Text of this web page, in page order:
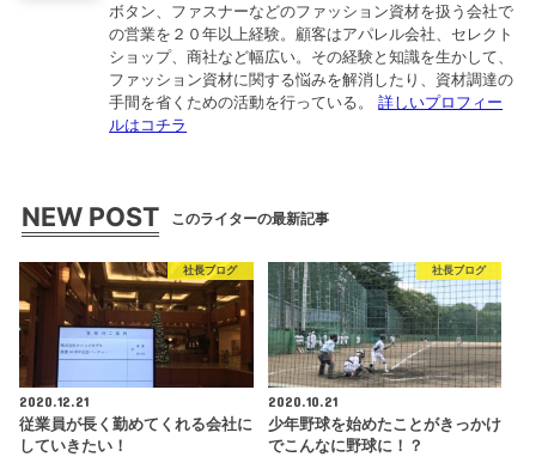
ボタン、ファスナーなどのファッション資材を扱う会社で
の営業を２０年以上経験。顧客はアパレル会社、セレクト
ショップ、商社など幅広い。その経験と知識を生かして、
ファッション資材に関する悩みを解消したり、資材調達の
手間を省くための活動を行っている。詳しいプロフィー
ルはコチラ
NEW POST このライターの最新記事
社長ブログ
2020.12.21
従業員が長く勤めてくれる会社に
していきたい！
社長ブログ
2020.10.21
少年野球を始めたことがきっかけ
でこんなに野球に！？